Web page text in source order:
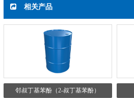
相关产品
邻叔丁基苯酚（2-叔丁基苯酚）